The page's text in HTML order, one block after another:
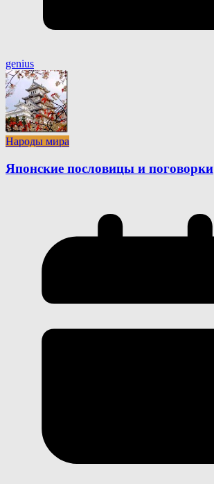
genius
Народы мира
Японские пословицы и поговорки